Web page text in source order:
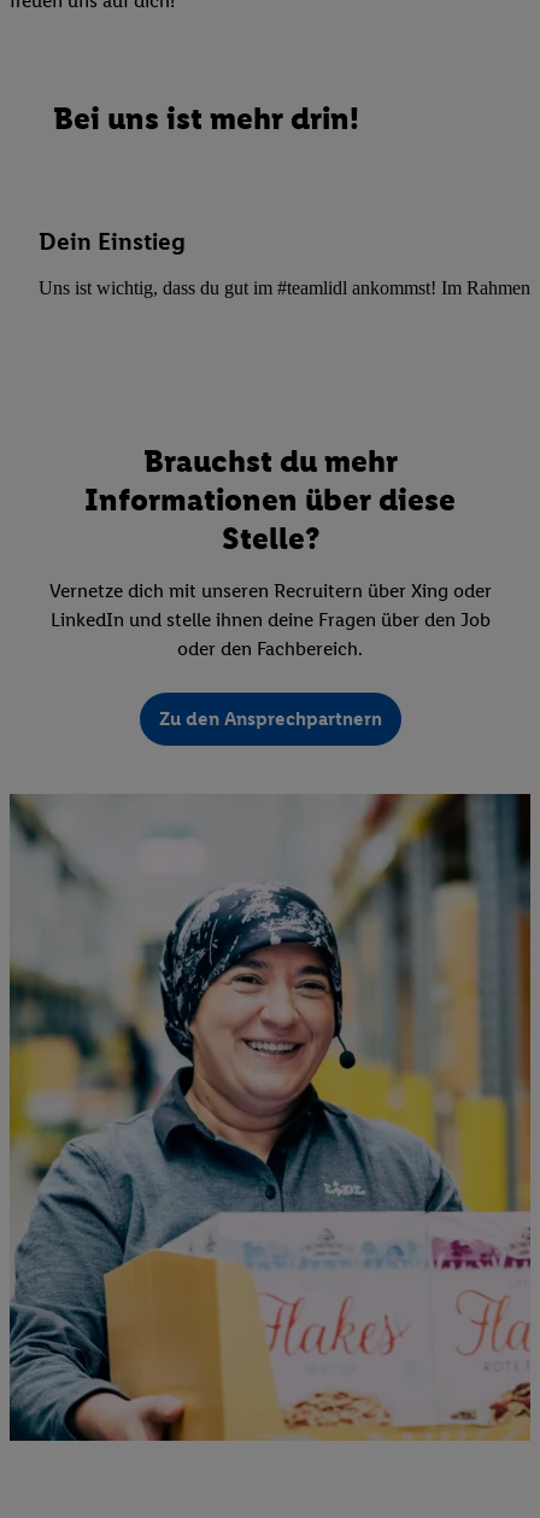
Bei uns ist mehr drin!
Dein Einstieg
Uns ist wichtig, dass du gut im #teamlidl ankommst! Im Rahmen
Brauchst du mehr
Informationen über diese
Stelle?
Vernetze dich mit unseren Recruitern über Xing oder
LinkedIn und stelle ihnen deine Fragen über den Job
oder den Fachbereich.
Zu den Ansprechpartnern